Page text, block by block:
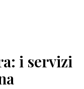
i servizi